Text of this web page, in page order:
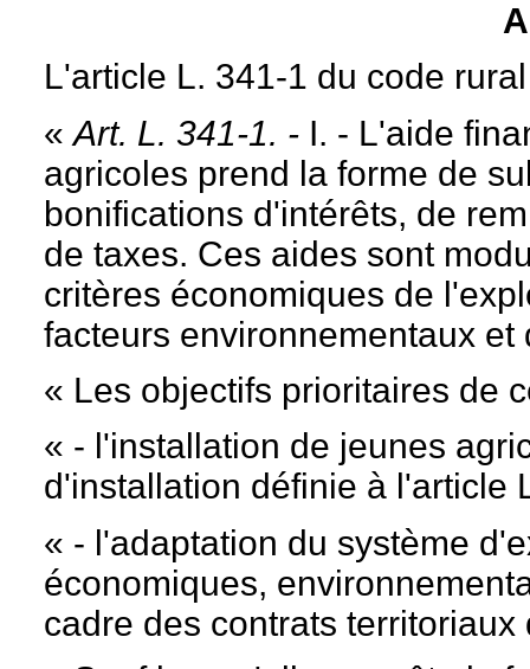
L'article L. 341-1 du code
«Art. L. 341-1. - I. - L'aide
agricoles prend la forme de
bonifications d'intérêts, de
de taxes. Ces aides sont
critères économiques de
facteurs environnementaux
« Les objectifs prioritaires de
« - l'installation de jeunes
d'installation définie à l'article
« - l'adaptation du système
économiques,
cadre des contrats territoriaux